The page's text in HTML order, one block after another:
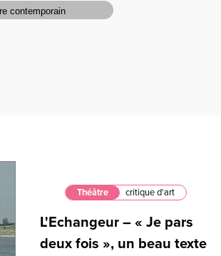
Théâtre critique d'art
L'Echangeur – « Je pars
deux fois », un beau texte